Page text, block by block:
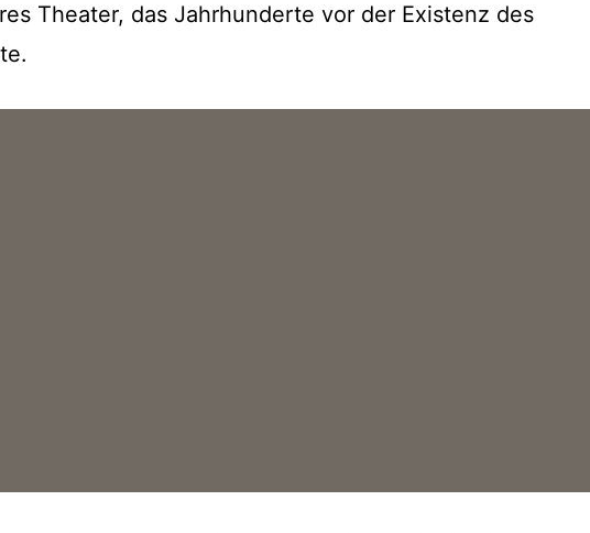
Theater, das Jahrhunderte vor der Existenz des